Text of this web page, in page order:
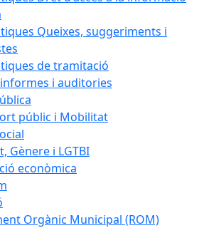
Queixes, suggeriments i
de tramitació
i auditories
públic i Mobilitat
Gènere i LGTBI
econòmica
Orgànic Municipal (ROM)